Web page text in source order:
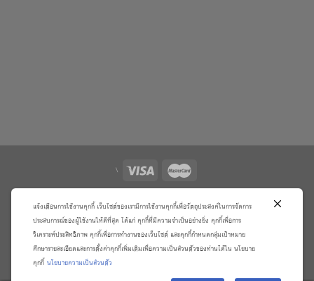
\
เกี่ยวกับเรา
วิธีการสั่งซื้อสินค้าและการรับประกันสินค้า
แจ้งชำระเงิน
ตรวจสอบสถานะออเดอร์
จัดการข้อมูลส่วนบุคคล
ติดต่อเราและร้องเรียน
Copyright 2026 ©บริษัท อมรินทร์ บุ๊ค เซ็นเตอร์ จํากัด
แจ้งเตือนการใช้งานคุกกี้ เว็บไซต์ของเรามีการใช้งานคุกกี้เพื่อวัตถุประสงค์ในการจัดการ
ประสบการณ์ของผู้ใช้งานให้ดีที่สุด ได้แก่ คุกกี้ที่มีความจำเป็นอย่างยิ่ง คุกกี้เพื่อการ
วิเคราะห์ประสิทธิภาพ คุกกี้เพื่อการทำงานของเว็บไซต์ และคุกกี้กำหนดกลุ่มเป้าหมาย
ศึกษารายละเอียดและการตั้งค่าคุกกี้เพิ่มเติมเพื่อความเป็นส่วนตัวของท่านได้ใน นโยบาย
คุกกี้ นโยบายความเป็นส่วนตัว